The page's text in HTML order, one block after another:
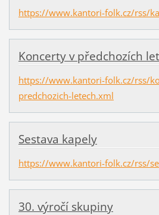
https://www.kantori-folk.cz/rss/
Koncerty v předchozích
https://www.kantori-folk.cz/rss/
predchozich-letech.xml
Sestava kapely
https://www.kantori-folk.cz/rss/
30. výročí skupiny